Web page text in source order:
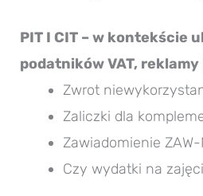
PIT I CIT – w kontekście
podatników VAT,
Zwrot
Zaliczki dla
Zawiadomienie
Czy wydatki na